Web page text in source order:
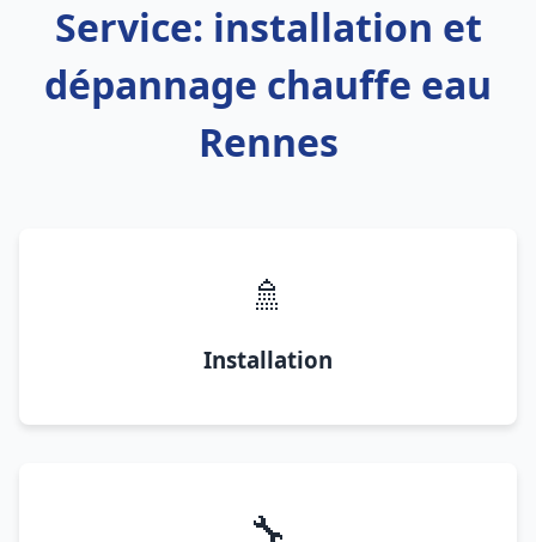
Service: installation et
dépannage chauffe eau
Rennes
🚿
Installation
🔧